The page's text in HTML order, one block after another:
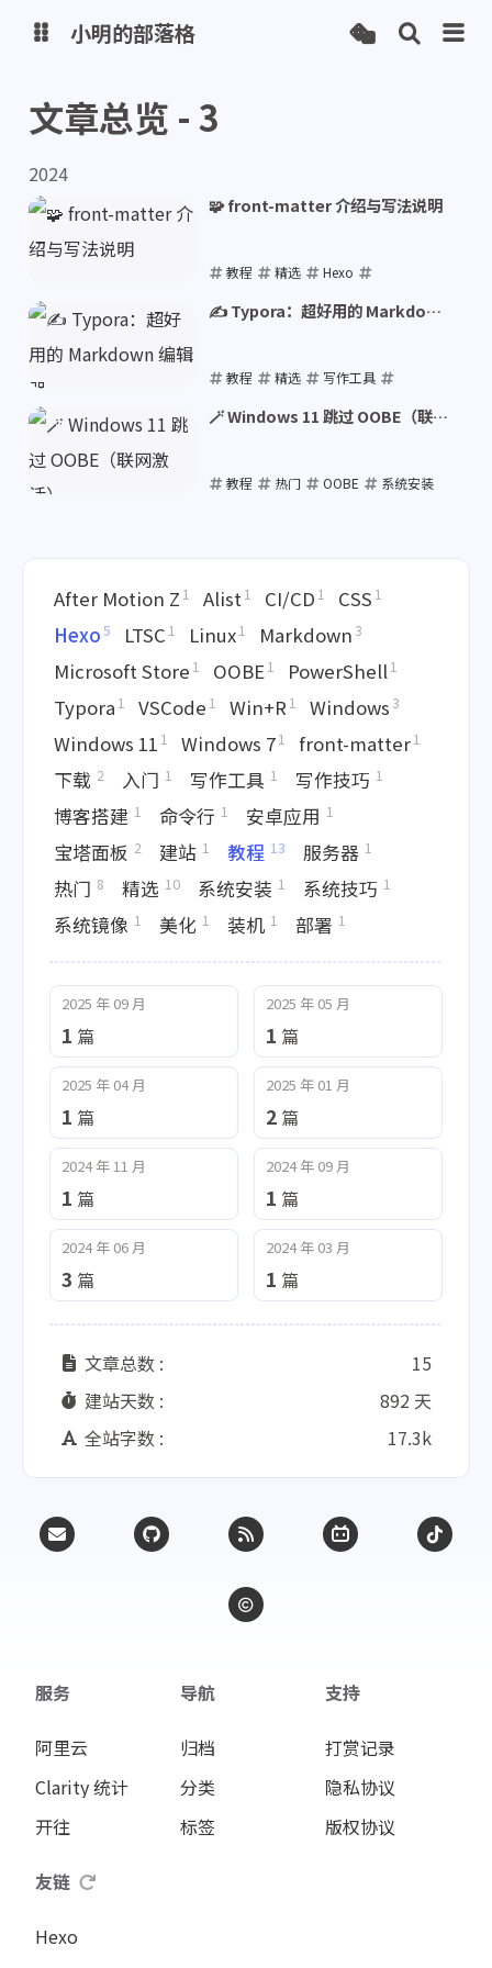
博客
网盘
小明的部落格
文章总览 - 3
2024
🧩 front-matter 介绍与写法说明
教程 精选
Hexo
Markdown
front-matter
✍️ Typora：超好用的 Markdown
教程 精选
写作工具
Typora
Markdown
🪄 Windows 11 跳过 OOBE（联网
教程 热门 OOBE
系统安装
After Motion Z 1 Alist1 CI/CD 1 CSS 1
Hexo5 LTSC 1 Linux1 Markdown3
Microsoft Store 1 OOBE1 PowerShell1
Typora 1 VSCode 1 Win+R 1 Windows3
Windows 11 1 Windows 71 front-matter1
下载 2 入门 1 写作工具 1 写作技巧 1
博客搭建 1 命令行 1 安卓应用 1
宝塔面板 2 建站 1 教程 13 服务器 1
热门 8 精选 10 系统安装 1 系统技巧 1
系统镜像 1 美化 1 装机 1 部署 1
2025 年 09 月
1 篇
2025 年 05 月
1 篇
2025 年 04 月
1 篇
2025 年 01 月
2 篇
2024 年 11 月
1 篇
2024 年 09 月
1 篇
2024 年 06 月
3 篇
2024 年 03 月
1 篇
文章总数 :
15
建站天数 :
892 天
全站字数 :
17.3k
服务
阿里云
Clarity 统计
开往
导航
归档
分类
标签
支持
打赏记录
隐私协议
版权协议
友链
Hexo